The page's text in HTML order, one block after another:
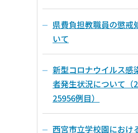
県費負担教職員の懲戒
いて
新型コロナウイルス感
者発生状況について（
25956例目）
西宮市立学校園におけ